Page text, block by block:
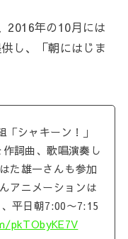
2016年の10月には
し、「朝にはじま
「シャキーン！」
詞曲、歌唱演奏し
た雄一さんも参加
アニメーションは
平日朝7:00〜7:15
pkTObyKE7V